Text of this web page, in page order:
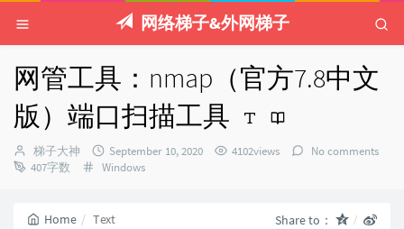
网络梯子&外网梯子
网管工具：nmap（官方7.8中文
版）端口扫描工具
Author：
梯子大神
发
布
September 10, 2020 4102views
No comments
407字数
Categories：
Windows
Home Text Share to：